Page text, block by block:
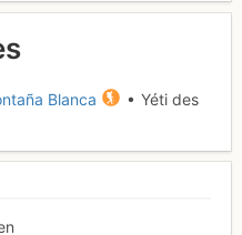
Blanca
• Yéti des